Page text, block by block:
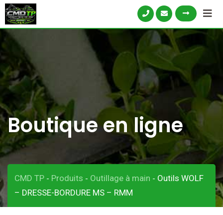
Skip
content
Boutique en ligne
CMD TP - Produits - Outillage à main - Outils WOLF
– DRESSE-BORDURE MS – RMM